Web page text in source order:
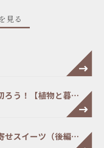
見る
ろう！【植物と暮…
せスイーツ（後編…